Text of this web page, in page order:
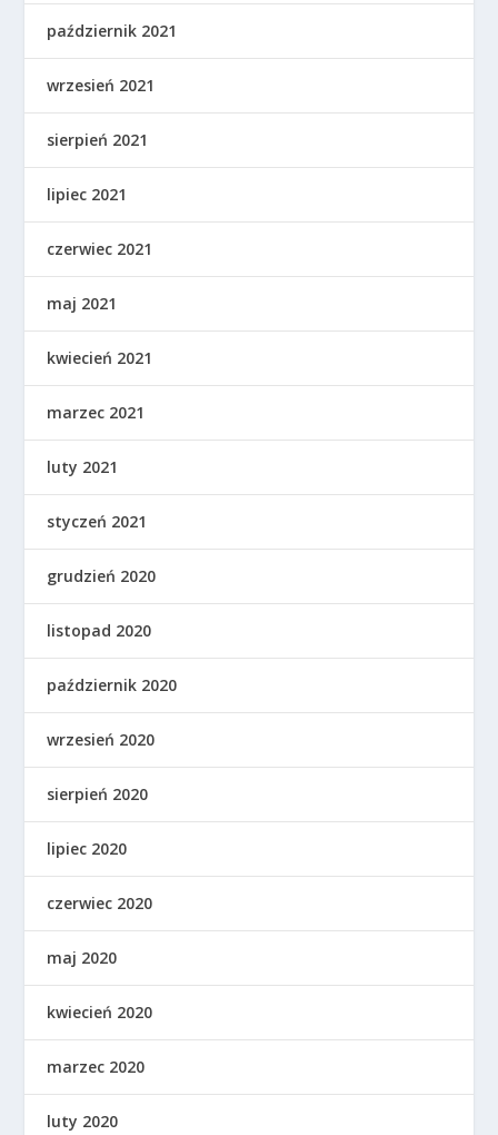
październik 2021
wrzesień 2021
sierpień 2021
lipiec 2021
czerwiec 2021
maj 2021
kwiecień 2021
marzec 2021
luty 2021
styczeń 2021
grudzień 2020
listopad 2020
październik 2020
wrzesień 2020
sierpień 2020
lipiec 2020
czerwiec 2020
maj 2020
kwiecień 2020
marzec 2020
luty 2020